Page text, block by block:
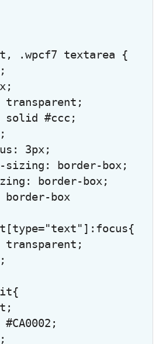
.wpcf7 textarea {
transparent;
solid #ccc;
3px;
sizing: border-box;
border-box;
box
transparent;